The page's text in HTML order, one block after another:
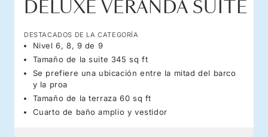
DELUXE VERANDA SUITE
DESTACADOS DE LA CATEGORÍA
Nivel 6, 8, 9 de 9
Tamaño de la suite 345 sq ft
Se prefiere una ubicación entre la mitad del barco
y la proa
Tamaño de la terraza 60 sq ft
Cuarto de baño amplio y vestidor